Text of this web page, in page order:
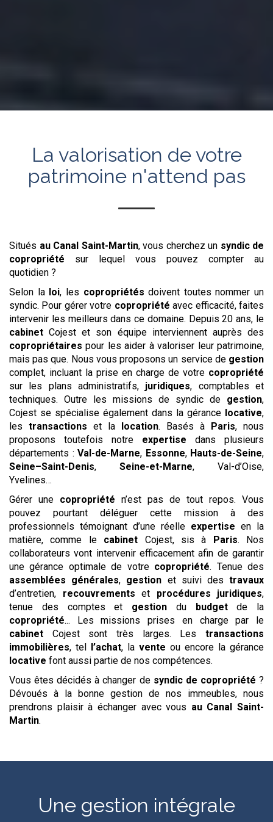
La valorisation de votre
patrimoine n'attend pas
Situés au Canal Saint-Martin, vous cherchez un syndic de
copropriété sur lequel vous pouvez compter au
quotidien ?
Selon la loi, les copropriétés doivent toutes nommer un
syndic. Pour gérer votre copropriété avec efficacité, faites
intervenir les meilleurs dans ce domaine. Depuis 20 ans, le
cabinet Cojest et son équipe interviennent auprès des
copropriétaires pour les aider à valoriser leur patrimoine,
mais pas que. Nous vous proposons un service de gestion
complet, incluant la prise en charge de votre copropriété
sur les plans administratifs, juridiques, comptables et
techniques. Outre les missions de syndic de gestion,
Cojest se spécialise également dans la gérance locative,
les transactions et la location. Basés à Paris, nous
proposons toutefois notre expertise dans plusieurs
départements : Val-de-Marne, Essonne, Hauts-de-Seine,
Seine–Saint-Denis, Seine-et-Marne, Val-d’Oise,
Yvelines…
Gérer une copropriété n’est pas de tout repos. Vous
pouvez pourtant déléguer cette mission à des
professionnels témoignant d’une réelle expertise en la
matière, comme le cabinet Cojest, sis à Paris. Nos
collaborateurs vont intervenir efficacement afin de garantir
une gérance optimale de votre copropriété. Tenue des
assemblées générales, gestion et suivi destravaux
d’entretien, recouvrements et procédures juridiques,
tenue des comptes et gestion du budgetde la
copropriété... Les missions prises en charge par le
cabinet Cojest sont très larges. Les transactions
immobilières, tel l’achat, la vente ou encore la gérance
locative font aussi partie de nos compétences.
Vous êtes décidés à changer de syndic de copropriété ?
Dévoués à la bonne gestion de nos immeubles, nous
prendrons plaisir à échanger avec vous au Canal Saint-
Martin.
Une gestion intégrale